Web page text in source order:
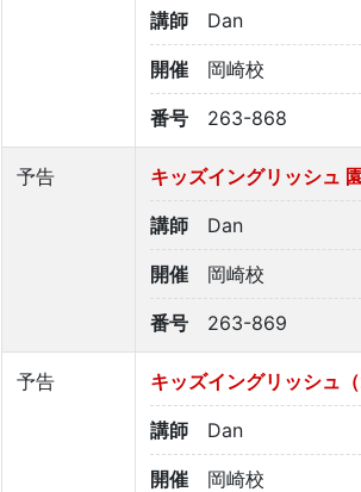
講師 Dan
開催 岡崎校
番号 263-868
予告 キッズイングリッシュ
講師 Dan
開催 岡崎校
番号 263-869
予告 キッズイングリッシュ
講師 Dan
開催 岡崎校